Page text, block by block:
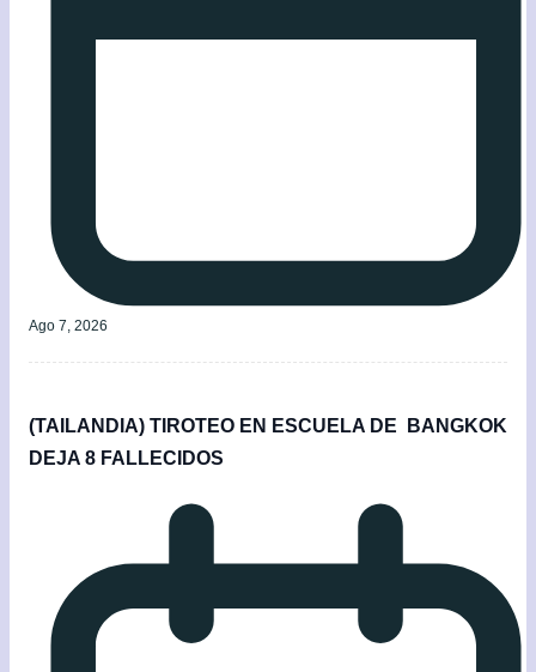
Ago 7, 2026
(TAILANDIA) TIROTEO EN ESCUELA DE BANGKOK
DEJA 8 FALLECIDOS